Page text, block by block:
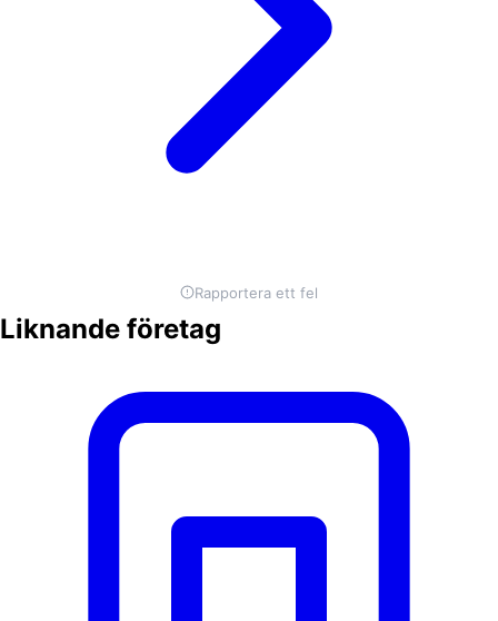
Rapportera ett fel
Liknande företag